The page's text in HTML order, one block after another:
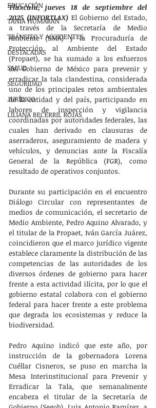
EDUCACIÓN
TANIA HUMARAN
TRÁNSITO Y ACCIDENTES
DESTACADAS
SALUD
SEGURIDAD
JURÍDICO
LILIANA BECERRIL ROJAS
Tlaxcala, jueves 18 de septiembre del
2025 (INFORTLAX) El Gobierno del Estado,
a través de la Secretaría de Medio
Ambiente (SMA) y la Procuraduría de
Protección al Ambiente del Estado
(Propaet), se ha sumado a los esfuerzos
del Gobierno de México para prevenir y
erradicar la tala clandestina, considerada
uno de los principales retos ambientales
de la entidad y del país, participando en
labores de inspección y vigilancia
coordinadas por autoridades federales, las
cuales han derivado en clausuras de
aserraderos, aseguramiento de madera y
vehículos, y denuncias ante la Fiscalía
General de la República (FGR), como
resultado de operativos conjuntos.
Durante su participación en el encuentro
Diálogo Circular con representantes de
medios de comunicación, el secretario de
Medio Ambiente, Pedro Aquino Alvarado, y
el titular de la Propaet, Iván García Juárez,
coincidieron que el marco jurídico vigente
establece claramente la distribución de las
competencias de las autoridades de los
diversos órdenes de gobierno para hacer
frente a esta actividad ilícita, por lo que el
gobierno estatal colabora con el gobierno
federal para hacer frente a este problema
que degrada los ecosistemas y reduce la
biodiversidad.
Pedro Aquino indicó que este año, por
instrucción de la gobernadora Lorena
Cuéllar Cisneros, se puso en marcha la
Mesa Interinstitucional para Prevenir y
Erradicar la Tala, que semanalmente
encabeza el titular de la Secretaría de